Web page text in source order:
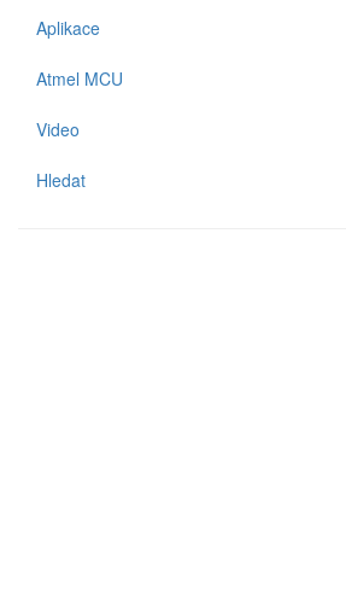
Aplikace
Atmel MCU
Video
Hledat